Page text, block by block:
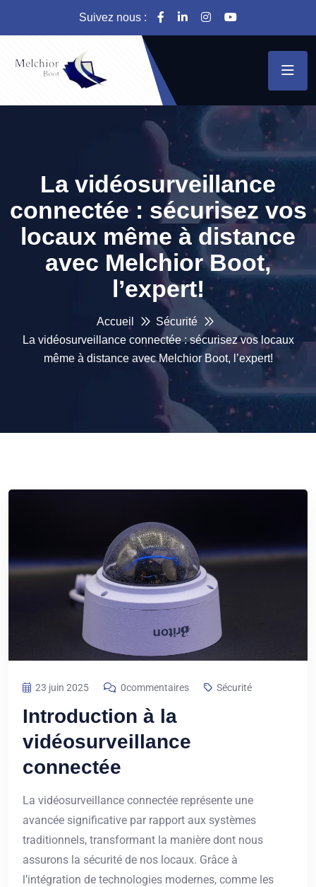
Suivez nous :
La vidéosurveillance
connectée : sécurisez vos
locaux même à distance
avec Melchior Boot,
l’expert!
Accueil
Sécurité
La vidéosurveillance connectée : sécurisez vos locaux
même à distance avec Melchior Boot, l’expert!
23 juin 2025 0commentaires Sécurité
Introduction à la
vidéosurveillance
connectée
La vidéosurveillance connectée représente une
avancée significative par rapport aux systèmes
traditionnels, transformant la manière dont nous
assurons la sécurité de nos locaux. Grâce à
l’intégration de technologies modernes, comme les